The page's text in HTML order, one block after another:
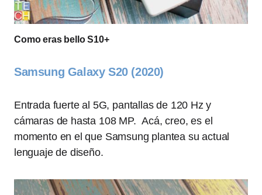
Como eras bello S10+
Samsung Galaxy S20 (2020)
Entrada fuerte al 5G, pantallas de 120 Hz y
cámaras de hasta 108 MP. Acá, creo, es el
momento en el que Samsung plantea su actual
lenguaje de diseño.